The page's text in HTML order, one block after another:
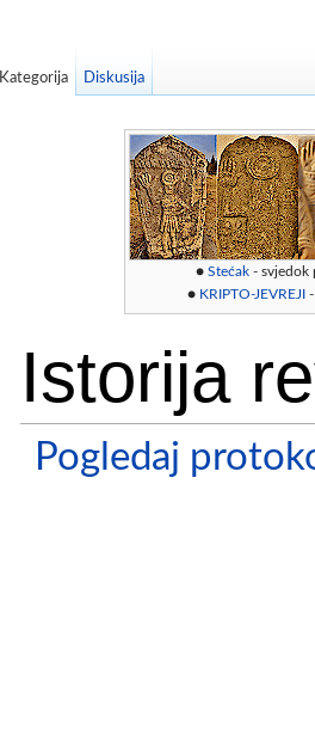
●Stećak - svjedok
● KRIPTO-JEVREJI
Istorija
Pogledaj
Kategorija Diskusija